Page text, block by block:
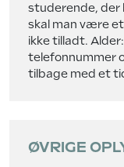
studerende, der
skal man være
ikke tilladt.
telefonnummer
tilbage med et
ØVRIGE